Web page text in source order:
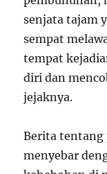
senjata tajam
sempat
tempat
diri dan
jejaknya.
Berita tentang
menyebar